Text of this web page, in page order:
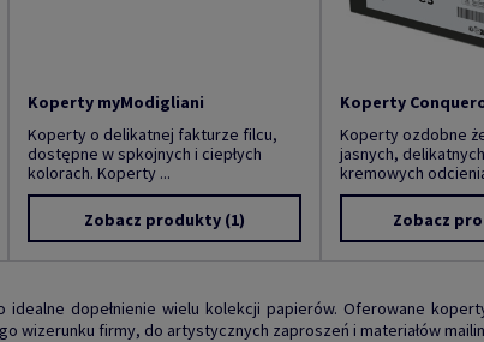
Koperty myModigliani
Koperty o delikatnej fakturze filcu,
dostępne w spkojnych i ciepłych
kolorach. Koperty ...
Zobacz produkty (1)
Koperty
Koperty ozdobne
jasnych,
kremowych
Zobacz
dopełnienie wielu kolekcji papierów. Oferowane
wizerunku firmy, do artystycznych zaproszeń i materiałów